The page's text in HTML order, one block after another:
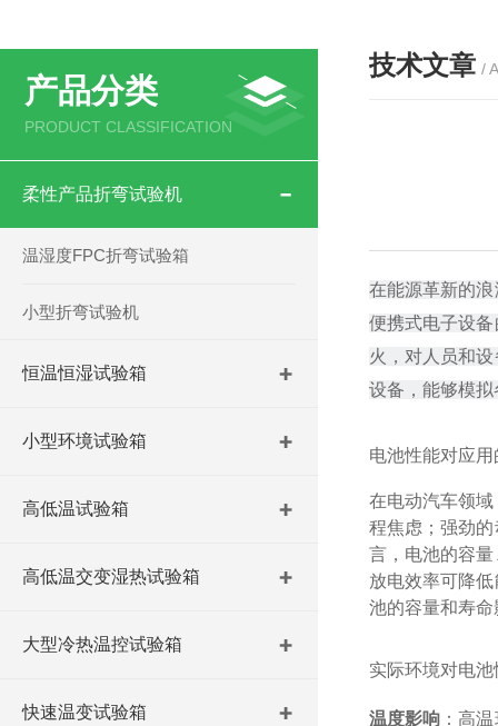
产品分类
PRODUCT CLASSIFICATION
柔性产品折弯试验机
温湿度FPC折弯试验箱
小型折弯试验机
恒温恒湿试验箱
小型环境试验箱
高低温试验箱
高低温交变湿热试验箱
大型冷热温控试验箱
快速温变试验箱
技术文章 /
在能源革新的
便携式电子设
火，对人员和
设备，能够模拟
电池性能对应
在电动汽车领
程焦虑；强劲
言，电池的容
放电效率可降
池的容量和寿
实际环境对电
温度影响 ：高